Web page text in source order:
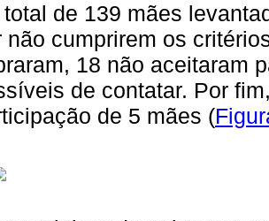
total de 139 mães
não cumprirem os
18 não aceitaram
de contatar. Por
de 5 mães (